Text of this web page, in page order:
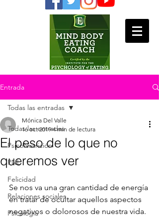
Entrada
Todas las entradas
PsicoNutrición
PNL
Felicidad
Relaciones sociales
Psicología
Todas las entradas
El peso de lo que no
queremos ver
Mónica Del Valle
16 oct 2019 4 min de lectura
Se nos va una gran cantidad de energía
en tratar de ocultar aquellos aspectos
negativos o dolorosos de nuestra vida.